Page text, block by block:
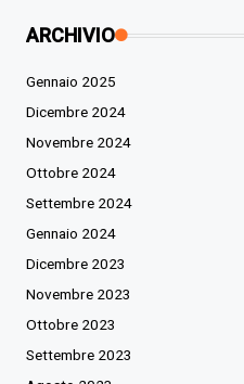
ARCHIVIO
Gennaio 2025
Dicembre 2024
Novembre 2024
Ottobre 2024
Settembre 2024
Gennaio 2024
Dicembre 2023
Novembre 2023
Ottobre 2023
Settembre 2023